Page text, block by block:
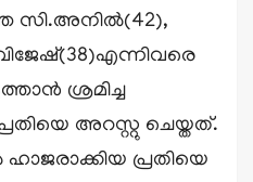
സി.അനില്‍(42),
ശ്രമിച്ച
അറസ്റ്റു ചെയ്തത്.
പ്രതിയെ